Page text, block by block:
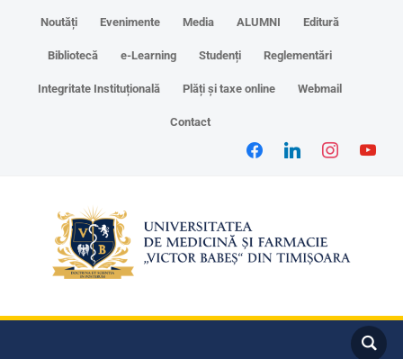
Noutăți Evenimente Media ALUMNI Editură
Bibliotecă e-Learning Studenți Reglementări
Integritate Instituțională Plăți și taxe online Webmail
Contact